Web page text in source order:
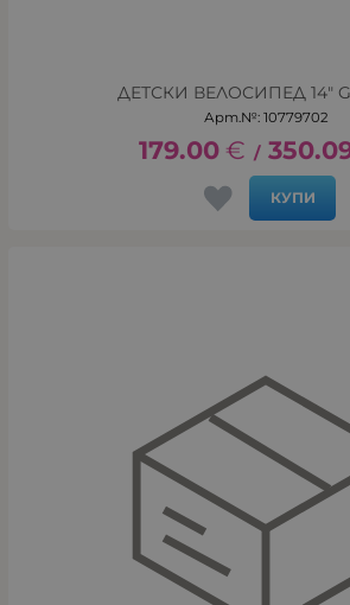
ДЕТСКИ ВЕЛОСИПЕД 14"
Арт.№: 10779702
179.00 € /
КУПИ